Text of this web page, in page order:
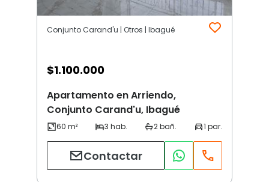
Conjunto Carand'u | Otros | Ibagué
$1.100.000
Apartamento en Arriendo,
Conjunto Carand'u, Ibagué
Contactar